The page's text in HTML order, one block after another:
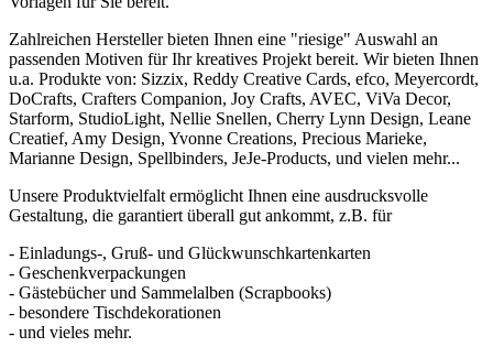
Zahlreichen Hersteller bieten Ihnen eine "riesige" Auswahl an
passenden Motiven für Ihr kreatives Projekt bereit. Wir bieten Ihnen
u.a. Produkte von: Sizzix, Reddy Creative Cards, efco, Meyercordt,
DoCrafts, Crafters Companion, Joy Crafts, AVEC, ViVa Decor,
Starform, StudioLight, Nellie Snellen, Cherry Lynn Design, Leane
Creatief, Amy Design, Yvonne Creations, Precious Marieke,
Marianne Design, Spellbinders, JeJe-Products, und vielen mehr...
Unsere Produktvielfalt ermöglicht Ihnen eine ausdrucksvolle
Gestaltung, die garantiert überall gut ankommt, z.B. für
- Einladungs-, Gruß- und Glückwunschkartenkarten
- Geschenkverpackungen
- Gästebücher und Sammelalben (Scrapbooks)
- besondere Tischdekorationen
- und vieles mehr.